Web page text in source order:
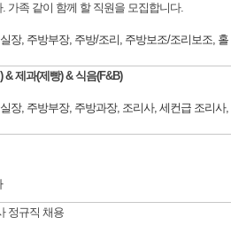
가족 같이 함께 할 직원을 모집합니다.
장, 주방부장, 주방/조리, 주방보조/조리보조, 홀
제과(제빵) & 식음(F&B)
장, 주방부장, 주방과장, 조리사, 세컨급 조리사,
정규직 채용